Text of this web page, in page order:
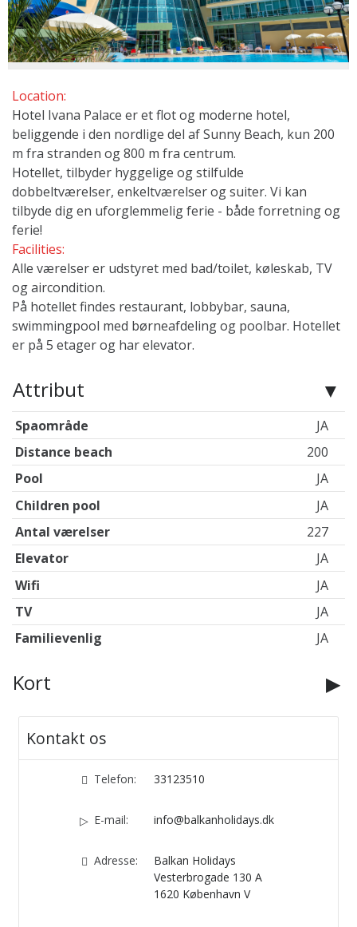
Location:
Hotel Ivana Palace er et flot og moderne hotel,
beliggende i den nordlige del af Sunny Beach, kun 200
m fra stranden og 800 m fra centrum.
Hotellet, tilbyder hyggelige og stilfulde
dobbeltværelser, enkeltværelser og suiter. Vi kan
tilbyde dig en uforglemmelig ferie - både forretning og
ferie!
Facilities:
Alle værelser er udstyret med bad/toilet, køleskab, TV
og aircondition.
På hotellet findes restaurant, lobbybar, sauna,
swimmingpool med børneafdeling og poolbar. Hotellet
er på 5 etager og har elevator.
Attribut
Spaområde
JA
Distance beach
200
Pool
JA
Children pool
JA
Antal værelser
227
Elevator
JA
Wifi
JA
TV
JA
Familievenlig
JA
Kort
Kontakt os
Telefon: 33123510
E-mail: info@balkanholidays.dk
Adresse:
Balkan Holidays
Vesterbrogade 130 A
1620 København V